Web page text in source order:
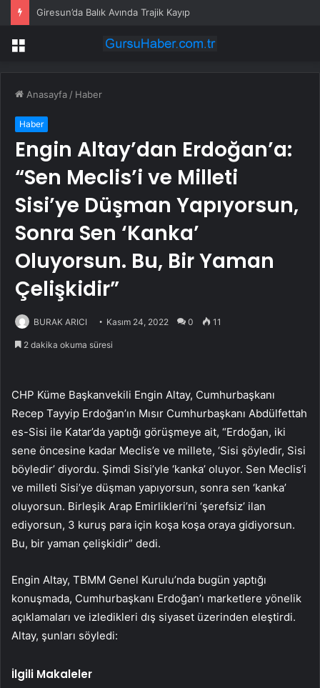
Giresun’da Balık Avında Trajik Kayıp
Menü
Anasayfa / Haber
Haber
Engin Altay’dan Erdoğan’a:
“Sen Meclis’i ve Milleti
Sisi’ye Düşman Yapıyorsun,
Sonra Sen ‘Kanka’
Oluyorsun. Bu, Bir Yaman
Çelişkidir”
BURAK ARICI Kasım 24, 2022 0 11
2 dakika okuma süresi
CHP Küme Başkanvekili Engin Altay, Cumhurbaşkanı
Recep Tayyip Erdoğan’ın Mısır Cumhurbaşkanı Abdülfettah
es-Sisi ile Katar’da yaptığı görüşmeye ait, “Erdoğan, iki
sene öncesine kadar Meclis’e ve millete, ‘Sisi şöyledir, Sisi
böyledir’ diyordu. Şimdi Sisi’yle ‘kanka’ oluyor. Sen Meclis’i
ve milleti Sisi’ye düşman yapıyorsun, sonra sen ‘kanka’
oluyorsun. Birleşik Arap Emirlikleri’ni ‘şerefsiz’ ilan
ediyorsun, 3 kuruş para için koşa koşa oraya gidiyorsun.
Bu, bir yaman çelişkidir” dedi.
Engin Altay, TBMM Genel Kurulu’nda bugün yaptığı
konuşmada, Cumhurbaşkanı Erdoğan’ı marketlere yönelik
açıklamaları ve izledikleri dış siyaset üzerinden eleştirdi.
Altay, şunları söyledi:
İlgili Makaleler